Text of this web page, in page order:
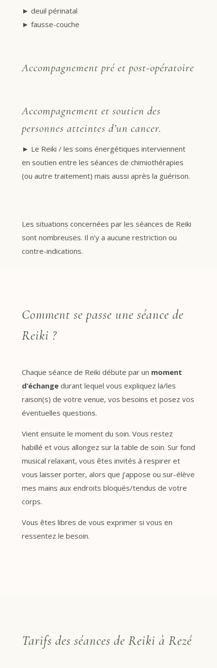
► deuil périnatal
► fausse-couche
Accompagnement pré et post-opératoire
Accompagnement et soutien des
personnes atteintes d’un cancer.
► Le Reiki / les soins énergétiques interviennent
en soutien entre les séances de chimiothérapies
(ou autre traitement) mais aussi après la guérison.
Les situations concernées par les séances de Reiki
sont nombreuses. Il n’y a aucune restriction ou
contre-indications.
Comment se passe une séance de
Reiki ?
Chaque séance de Reiki débute par un moment
d’échangedurant lequel vous expliquez la/les
raison(s) de votre venue, vos besoins et posez vos
éventuelles questions.
Vient ensuite le moment du soin. Vous restez
habillé et vous allongez sur la table de soin. Sur fond
musical relaxant, vous êtes invités à respirer et
vous laisser porter, alors que j’appose ou sur-élève
mes mains aux endroits bloqués/tendus de votre
corps.
Vous êtes libres de vous exprimer si vous en
ressentez le besoin.
Tarifs des séances de Reiki à Rezé